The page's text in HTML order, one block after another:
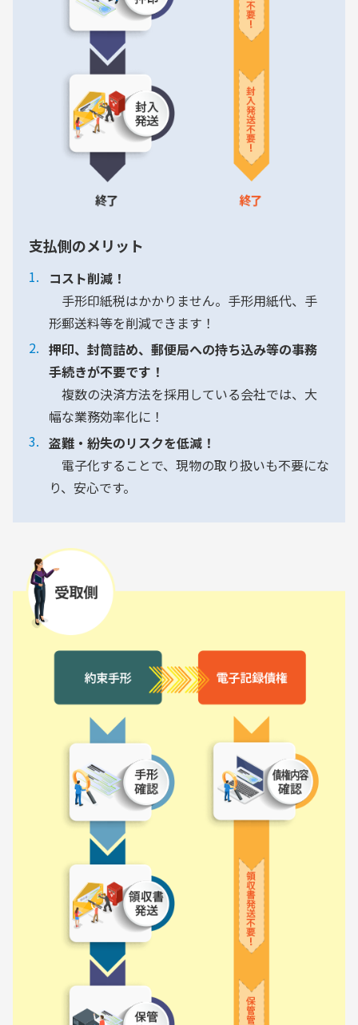
支払側のメリット
コスト削減！
手形印紙税はかかりません。手形用紙代、手
形郵送料等を削減できます！
押印、封筒詰め、郵便局への持ち込み等の事務
手続きが不要です！
複数の決済方法を採用している会社では、大
幅な業務効率化に！
盗難・紛失のリスクを低減！
電子化することで、現物の取り扱いも不要にな
り、安心です。